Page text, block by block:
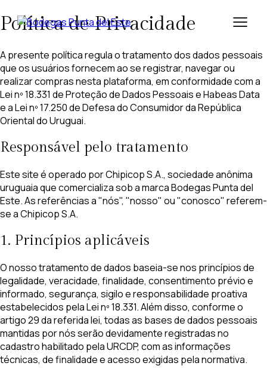
Experiências
Descubra uma adega
Suas experiências
Política de Privacidade
A presente política regula o tratamento dos dados pessoais
que os usuários fornecem ao se registrar, navegar ou
realizar compras nesta plataforma, em conformidade com a
Lei nº 18.331 de Proteção de Dados Pessoais e Habeas Data
e a Lei nº 17.250 de Defesa do Consumidor da República
Oriental do Uruguai.
Responsável pelo tratamento
Este site é operado por Chipicop S.A., sociedade anônima
uruguaia que comercializa sob a marca Bodegas Punta del
Este. As referências a "nós", "nosso" ou "conosco" referem-
se a Chipicop S.A.
1. Princípios aplicáveis
O nosso tratamento de dados baseia-se nos princípios de
legalidade, veracidade, finalidade, consentimento prévio e
informado, segurança, sigilo e responsabilidade proativa
estabelecidos pela Lei nº 18.331. Além disso, conforme o
artigo 29 da referida lei, todas as bases de dados pessoais
mantidas por nós serão devidamente registradas no
cadastro habilitado pela URCDP, com as informações
técnicas, de finalidade e acesso exigidas pela normativa.